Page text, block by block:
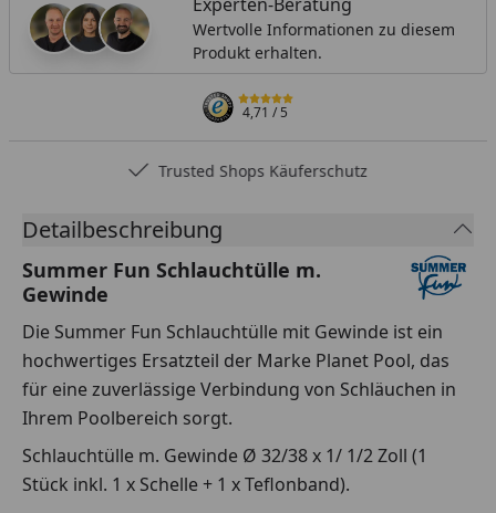
Wertvolle Informationen zu diesem
Produkt erhalten.
4,71/ 5
Trusted Shops Käuferschutz
Detailbeschreibung
Summer Fun Schlauchtülle m.
Gewinde
Die Summer Fun Schlauchtülle mit Gewinde ist ein
hochwertiges Ersatzteil der Marke Planet Pool, das
für eine zuverlässige Verbindung von Schläuchen in
Ihrem Poolbereich sorgt.
Schlauchtülle m. Gewinde Ø 32/38 x 1/ 1/2 Zoll (1
Stück inkl. 1 x Schelle + 1 x Teflonband).